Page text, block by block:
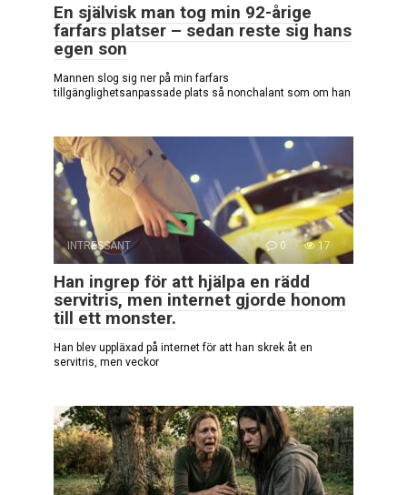
En självisk man tog min 92-årige
farfars platser – sedan reste sig hans
egen son
Mannen slog sig ner på min farfars
tillgänglighetsanpassade plats så nonchalant som om han
INTRESSANT 0 17
Han ingrep för att hjälpa en rädd
servitris, men internet gjorde honom
till ett monster.
Han blev uppläxad på internet för att han skrek åt en
servitris, men veckor